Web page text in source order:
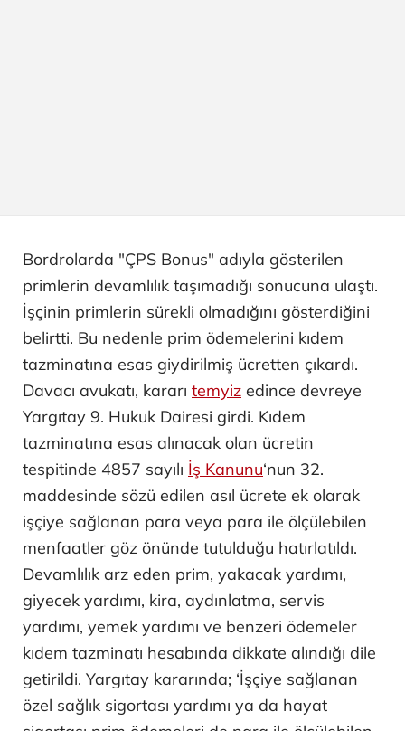
Bordrolarda "ÇPS Bonus" adıyla gösterilen
primlerin devamlılık taşımadığı sonucuna ulaştı.
İşçinin primlerin sürekli olmadığını gösterdiğini
belirtti. Bu nedenle prim ödemelerini kıdem
tazminatına esas giydirilmiş ücretten çıkardı.
Davacı avukatı, kararı temyiz edince devreye
Yargıtay 9. Hukuk Dairesi girdi. Kıdem
tazminatına esas alınacak olan ücretin
tespitinde 4857 sayılı İş Kanunu‘nun 32.
maddesinde sözü edilen asıl ücrete ek olarak
işçiye sağlanan para veya para ile ölçülebilen
menfaatler göz önünde tutulduğu hatırlatıldı.
Devamlılık arz eden prim, yakacak yardımı,
giyecek yardımı, kira, aydınlatma, servis
yardımı, yemek yardımı ve benzeri ödemeler
kıdem tazminatı hesabında dikkate alındığı dile
getirildi. Yargıtay kararında; ‘İşçiye sağlanan
özel sağlık sigortası yardımı ya da hayat